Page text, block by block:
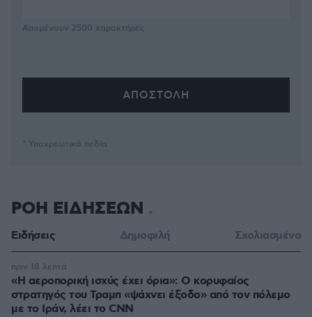
Απομένουν 2500 χαρακτήρες
* Υποχρεωτικά πεδία
ΡΟΗ ΕΙΔΗΣΕΩΝ
Ειδήσεις Δημοφιλή Σχολιασμένα
«Η αεροπορική ισχύς έχει όρια»: Ο κορυφαίος
στρατηγός του Τραμπ «ψάχνει έξοδο» από τον πόλεμο
με το Ιράν, λέει το CNN
πριν 18 λεπτά